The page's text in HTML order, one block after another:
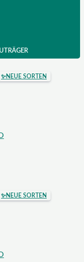
✨NEUE SORTEN
✨NEUE SORTEN